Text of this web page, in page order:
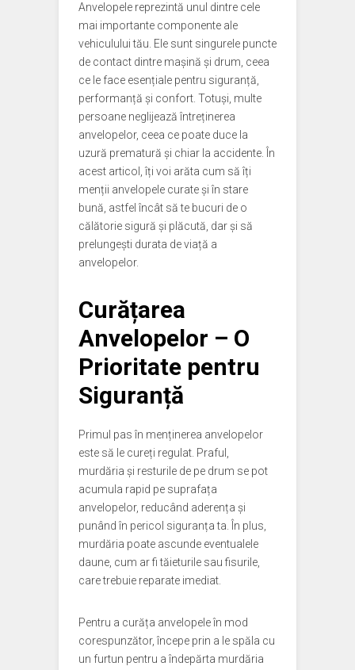
Anvelopele reprezintă unul dintre cele
mai importante componente ale
vehiculului tău. Ele sunt singurele puncte
de contact dintre mașină și drum, ceea
ce le face esențiale pentru siguranță,
performanță și confort. Totuși, multe
persoane neglijează întreținerea
anvelopelor, ceea ce poate duce la
uzură prematură și chiar la accidente. În
acest articol, îți voi arăta cum să îți
menții anvelopele curate și în stare
bună, astfel încât să te bucuri de o
călătorie sigură și plăcută, dar și să
prelungești durata de viață a
anvelopelor.
Curățarea
Anvelopelor – O
Prioritate pentru
Siguranță
Primul pas în menținerea anvelopelor
este să le cureți regulat. Praful,
murdăria și resturile de pe drum se pot
acumula rapid pe suprafața
anvelopelor, reducând aderența și
punând în pericol siguranța ta. În plus,
murdăria poate ascunde eventualele
daune, cum ar fi tăieturile sau fisurile,
care trebuie reparate imediat.
Pentru a curăța anvelopele în mod
corespunzător, începe prin a le spăla cu
un furtun pentru a îndepărta murdăria